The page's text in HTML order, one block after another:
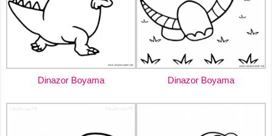
Dinazor Boyama Dinazor Boyama